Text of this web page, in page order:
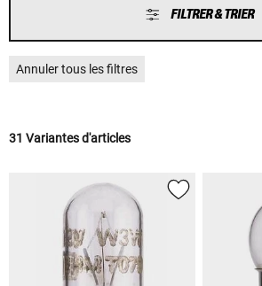
FILTRER & TRIER
Annuler tous les filtres
31 Variantes d'articles